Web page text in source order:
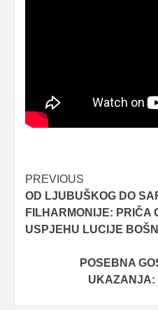
Post
navigation
PREVIOUS
OD LJUBUŠKOG DO
FILHARMONIJE: PRIČA
USPJEHU LUCIJE
POSEBNA
UKAZANJA: